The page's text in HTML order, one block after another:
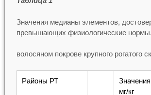
Значения медианы элементов,
превышающих физиологические
волосяном покрове крупного рогатого
Районы РТ
мг/кг